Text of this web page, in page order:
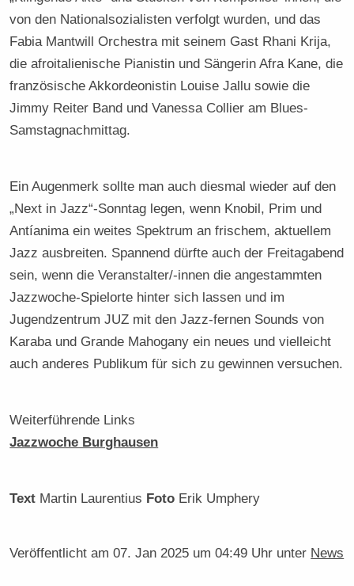
von den Nationalsozialisten verfolgt wurden, und das
Fabia Mantwill Orchestra mit seinem Gast Rhani Krija,
die afroitalienische Pianistin und Sängerin Afra Kane, die
französische Akkordeonistin Louise Jallu sowie die
Jimmy Reiter Band und Vanessa Collier am Blues-
Samstagnachmittag.
Ein Augenmerk sollte man auch diesmal wieder auf den
„Next in Jazz“-Sonntag legen, wenn Knobil, Prim und
Antíanima ein weites Spektrum an frischem, aktuellem
Jazz ausbreiten. Spannend dürfte auch der Freitagabend
sein, wenn die Veranstalter/-innen die angestammten
Jazzwoche-Spielorte hinter sich lassen und im
Jugendzentrum JUZ mit den Jazz-fernen Sounds von
Karaba und Grande Mahogany ein neues und vielleicht
auch anderes Publikum für sich zu gewinnen versuchen.
Weiterführende Links
Jazzwoche Burghausen
Text Martin Laurentius Foto Erik Umphery
Veröffentlicht am07. Jan 2025 um 04:49 Uhr unter News